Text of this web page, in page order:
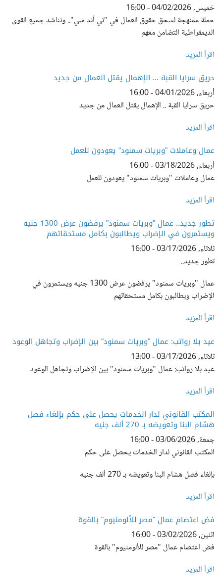
خميس, 04/02/2026 - 16:00
حملة ممنهجة لسحق حقوق العمال في "تي آند سي".. ونناشد جميع القوى
الديمقراطية التضامن معهم
اقرأ المزيد
حريق سرايا القبة ... الإهمال يقتل العمال من جديد
أربعاء, 04/01/2026 - 16:00
حريق سرايا القبة .. الإهمال يقتل العمال من جديد
اقرأ المزيد
عمال وعاملات "وبريات سمنود" يعودون للعمل
أربعاء, 03/18/2026 - 16:00
عمال وعاملات "وبريات سمنود" يعودون للعمل
اقرأ المزيد
تطور جديد.. عمال "وبريات سمنود" يرفضون عرض 1300 جنيه
ويستمرون في الإضراب ويطالبون بكامل مستحقاتهم
ثلاثاء, 03/17/2026 - 16:00
تطور جديد..
عمال "وبريات سمنود" يرفضون عرض 1300 جنيه ويستمرون في
الإضراب ويطالبون بكامل مستحقاتهم
اقرأ المزيد
عيد بلا رواتب: عمال "وبريات سمنود" بين الإضراب وتجاهل الوعود
ثلاثاء, 03/17/2026 - 13:00
عيد بلا رواتب: عمال "وبريات سمنود" بين الإضراب وتجاهل الوعود
اقرأ المزيد
المكتب القانوني لدار الخدمات يحصل على حكم بإلغاء فصل
هشام البنا وتعويضه بـ 270 ألف جنيه
جمعة, 03/06/2026 - 16:00
المكتب القانوني لدار الخدمات يحصل على حكم
بإلغاء فصل هشام البنا وتعويضه بـ 270 ألف جنيه
اقرأ المزيد
فض اعتصام عمال "مصر للألومنيوم" بالقوة
اثنين, 03/02/2026 - 16:00
فض اعتصام عمال "مصر للألومنيوم" بالقوة
اقرأ المزيد